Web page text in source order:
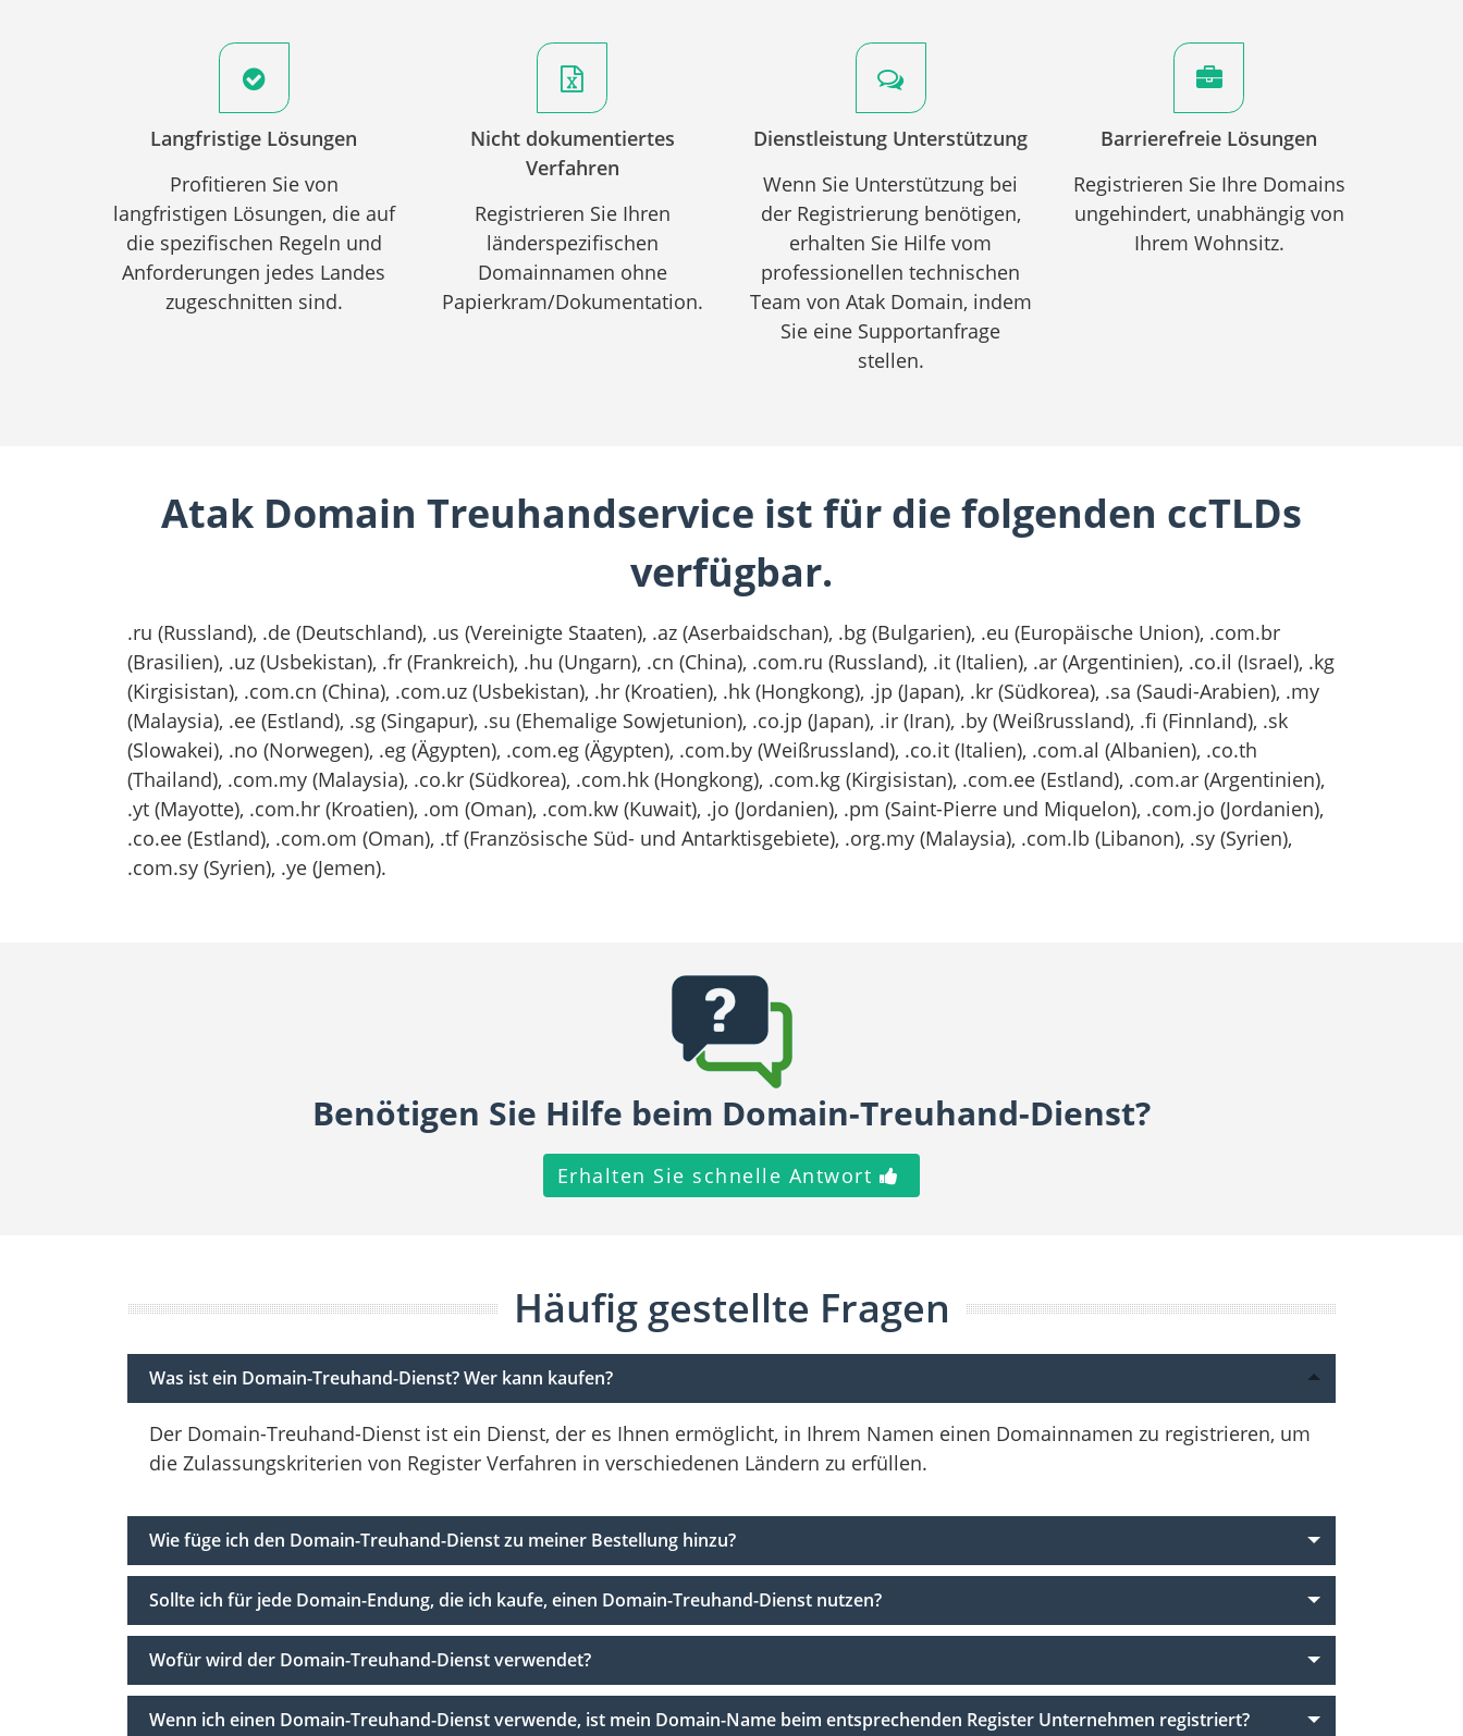
Langfristige Lösungen
Profitieren Sie von
langfristigen Lösungen, die auf
die spezifischen Regeln und
Anforderungen jedes Landes
zugeschnitten sind.
Nicht dokumentiertes
Verfahren
Registrieren Sie Ihren
länderspezifischen
Domainnamen ohne
Papierkram/Dokumentation.
Dienstleistung Unterstützung
Wenn Sie Unterstützung bei
der Registrierung benötigen,
erhalten Sie Hilfe vom
professionellen technischen
Team von Atak Domain, indem
Sie eine Supportanfrage
stellen.
Barrierefreie Lösungen
Registrieren Sie Ihre Domains
ungehindert, unabhängig von
Ihrem Wohnsitz.
Atak Domain Treuhandservice ist für die folgenden ccTLDs
verfügbar.
.ru (Russland), .de (Deutschland), .us (Vereinigte Staaten), .az (Aserbaidschan), .bg (Bulgarien), .eu (Europäische Union), .com.br
(Brasilien), .uz (Usbekistan), .fr (Frankreich), .hu (Ungarn), .cn (China), .com.ru (Russland), .it (Italien), .ar (Argentinien), .co.il (Israel), .kg
(Kirgisistan), .com.cn (China), .com.uz (Usbekistan), .hr (Kroatien), .hk (Hongkong), .jp (Japan), .kr (Südkorea), .sa (Saudi-Arabien), .my
(Malaysia), .ee (Estland), .sg (Singapur), .su (Ehemalige Sowjetunion), .co.jp (Japan), .ir (Iran), .by (Weißrussland), .fi (Finnland), .sk
(Slowakei), .no (Norwegen), .eg (Ägypten), .com.eg (Ägypten), .com.by (Weißrussland), .co.it (Italien), .com.al (Albanien), .co.th
(Thailand), .com.my (Malaysia), .co.kr (Südkorea), .com.hk (Hongkong), .com.kg (Kirgisistan), .com.ee (Estland), .com.ar (Argentinien),
.yt (Mayotte), .com.hr (Kroatien), .om (Oman), .com.kw (Kuwait), .jo (Jordanien), .pm (Saint-Pierre und Miquelon), .com.jo (Jordanien),
.co.ee (Estland), .com.om (Oman), .tf (Französische Süd- und Antarktisgebiete), .org.my (Malaysia), .com.lb (Libanon), .sy (Syrien),
.com.sy (Syrien), .ye (Jemen).
Benötigen Sie Hilfe beim Domain-Treuhand-Dienst?
Erhalten Sie schnelle Antwort
Häufig gestellte Fragen
Was ist ein Domain-Treuhand-Dienst? Wer kann kaufen?
Der Domain-Treuhand-Dienst ist ein Dienst, der es Ihnen ermöglicht, in Ihrem Namen einen Domainnamen zu registrieren, um
die Zulassungskriterien von Register Verfahren in verschiedenen Ländern zu erfüllen.
Wie füge ich den Domain-Treuhand-Dienst zu meiner Bestellung hinzu?
Sollte ich für jede Domain-Endung, die ich kaufe, einen Domain-Treuhand-Dienst nutzen?
Wofür wird der Domain-Treuhand-Dienst verwendet?
Wenn ich einen Domain-Treuhand-Dienst verwende, ist mein Domain-Name beim entsprechenden Register Unternehmen registriert?